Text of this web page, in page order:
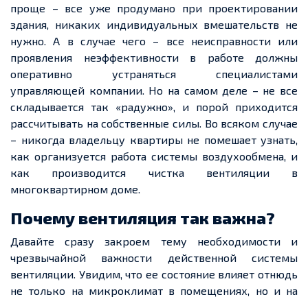
проще – все уже продумано при проектировании
здания, никаких индивидуальных вмешательств не
нужно. А в случае чего – все неисправности или
проявления неэффективности в работе должны
оперативно устраняться специалистами
управляющей компании. Но на самом деле – не все
складывается так «радужно», и порой приходится
рассчитывать на собственные силы. Во всяком случае
– никогда владельцу квартиры не помешает узнать,
как организуется работа системы воздухообмена, и
как производится чистка вентиляции в
многоквартирном доме.
Почему вентиляция так важна?
Давайте сразу закроем тему необходимости и
чрезвычайной важности действенной системы
вентиляции. Увидим, что ее состояние влияет отнюдь
не только на микроклимат в помещениях, но и на